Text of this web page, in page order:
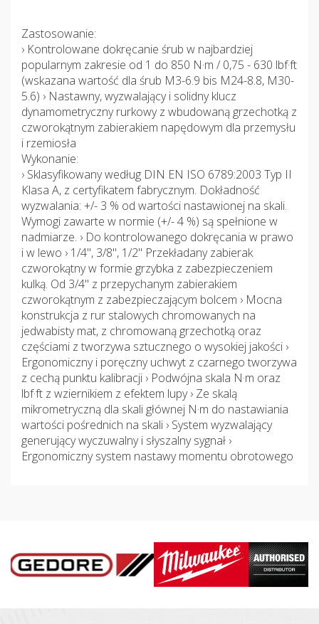
Zastosowanie:
› Kontrolowane dokręcanie śrub w najbardziej
popularnym zakresie od 1 do 850 N·m / 0,75 - 630 lbf·ft
(wskazana wartość dla śrub M3-6.9 bis M24-8.8, M30-
5.6) › Nastawny, wyzwalający i solidny klucz
dynamometryczny rurkowy z wbudowaną grzechotką z
czworokątnym zabierakiem napędowym dla przemysłu
i rzemiosła
Wykonanie:
› Sklasyfikowany według DIN EN ISO 6789:2003 Typ II
Klasa A, z certyfikatem fabrycznym. Dokładność
wyzwalania: +/- 3 % od wartości nastawionej na skali.
Wymogi zawarte w normie (+/- 4 %) są spełnione w
nadmiarze. › Do kontrolowanego dokręcania w prawo
i w lewo › 1/4", 3/8", 1/2" Przekładany zabierak
czworokątny w formie grzybka z zabezpieczeniem
kulką. Od 3/4" z przepychanym zabierakiem
czworokątnym z zabezpieczającym bolcem › Mocna
konstrukcja z rur stalowych chromowanych na
jedwabisty mat, z chromowaną grzechotką oraz
częściami z tworzywa sztucznego o wysokiej jakości ›
Ergonomiczny i poręczny uchwyt z czarnego tworzywa
z cechą punktu kalibracji › Podwójna skala N·m oraz
lbf·ft z wziernikiem z efektem lupy › Ze skalą
mikrometryczną dla skali głównej N·m do nastawiania
wartości pośrednich na skali › System wyzwalający
generujący wyczuwalny i słyszalny sygnał ›
Ergonomiczny system nastawy momentu obrotowego